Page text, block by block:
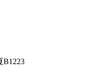
B1223